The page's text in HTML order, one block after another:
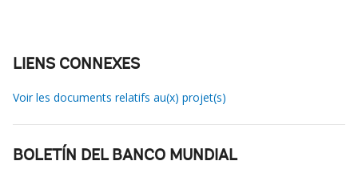
LIENS CONNEXES
Voir les documents relatifs au(x) projet(s)
BOLETÍN DEL BANCO MUNDIAL